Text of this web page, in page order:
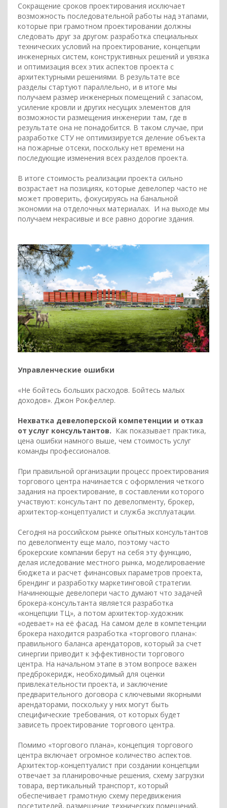
Сокращение сроков проектирования исключает
возможность последовательной работы над этапами,
которые при грамотном проектировании должны
следовать друг за другом: разработка специальных
технических условий на проектирование, концепции
инженерных систем, конструктивных решений и увязка
и оптимизация всех этих аспектов проекта с
архитектурными решениями. В результате все
разделы стартуют параллельно, и в итоге мы
получаем размер инженерных помещений с запасом,
усиление кровли и других несущих элементов для
возможности размещения инженерии там, где в
результате она не понадобится. В таком случае, при
разработке СТУ не оптимизируется деление объекта
на пожарные отсеки, поскольку нет времени на
последующие изменения всех разделов проекта.
В итоге стоимость реализации проекта сильно
возрастает на позициях, которые девелопер часто не
может проверить, фокусируясь на банальной
экономии на отделочных материалах. И на выходе мы
получаем некрасивые и все равно дорогие здания.
Управленческие ошибки
«Не бойтесь больших расходов. Бойтесь малых
доходов». Джон Рокфеллер.
Нехватка девелоперской компетенции и отказ
от услуг консультантов. Как показывает практика,
цена ошибки намного выше, чем стоимость услуг
команды профессионалов.
При правильной организации процесс проектирования
торгового центра начинается с оформления четкого
задания на проектирование, в составлении которого
участвуют: консультант по девелопменту, брокер,
архитектор-концептуалист и служба эксплуатации.
Сегодня на российском рынке опытных консультантов
по девелопменту еще мало, поэтому часто
брокерские компании берут на себя эту функцию,
делая иследование местного рынка, моделироваение
бюджета и расчет финансовых параметров проекта,
брендинг и разработку маркетинговой стратегии.
Начинеющые девелопери часто думают что задачей
брокера-консультанта является разработка
«концепции ТЦ», а потом архитектор-художник
«одевает» на её фасад. На самом деле в компетенции
брокера находится разработка «торгового плана»:
правильного баланса арендаторов, который за счет
синергии приводит к эффективности торгового
центра. На начальном этапе в этом вопросе важен
предброкеридж, необходимый для оценки
привлекательности проекта, и заключение
предварительного договора с ключевыми якорными
арендаторами, поскольку у них могут быть
специфические требования, от которых будет
зависеть проектирование торгового центра.
Помимо «торгового плана», концепция торгового
центра включает огромное количество аспектов.
Архитектор-концептуалист при создании концепции
отвечает за планировочные решения, схему загрузки
товара, вертикальный транспорт, который
обеспечивает грамотную схему передвижения
посетителей, размещение технических помещений,